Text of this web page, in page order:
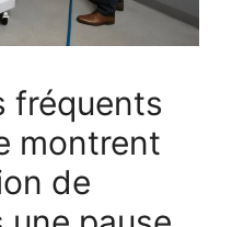
fréquents
montrent
de